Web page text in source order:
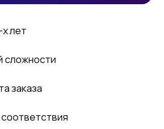
лет
сложности
заказа